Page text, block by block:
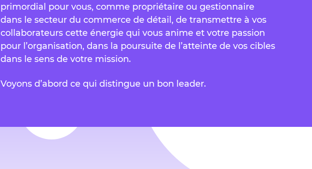
primordial pour vous, comme propriétaire ou gestionnaire
dans le secteur du commerce de détail, de transmettre à vos
collaborateurs cette énergie qui vous anime et votre passion
pour l’organisation, dans la poursuite de l’atteinte de vos cibles
dans le sens de votre mission.
Voyons d’abord ce qui distingue un bon leader.